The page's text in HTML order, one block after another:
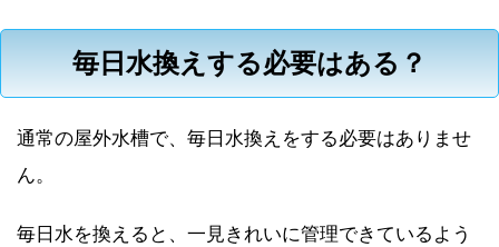
毎日水換えする必要はある？
通常の屋外水槽で、毎日水換えをする必要はありませ
ん。
毎日水を換えると、一見きれいに管理できているよう